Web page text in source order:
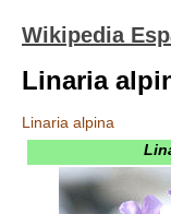
Wikipedia
Linaria
Linaria alpina